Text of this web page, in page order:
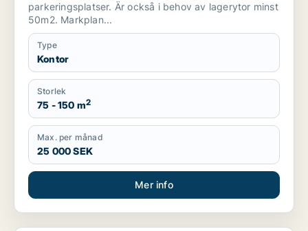
parkeringsplatser. Är också i behov av lagerytor minst
50m2. Markplan...
Type
Kontor
Storlek
75 - 150 m2
Max. per månad
25 000 SEK
Mer info